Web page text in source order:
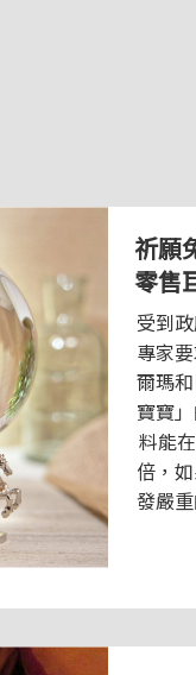
祈願
零售
受到
專家
爾瑪
寶寶
料能
倍，
發嚴